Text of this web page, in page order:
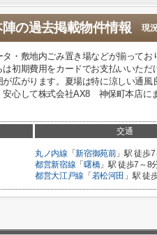
陣の過去掲載物件情報 現
・敷地内ごみ置き場などが揃って
は初期費用をカードでお支払いいた
広がります。夏場は特に涼しい通
安心して株式会社AX8 神保町本店に
交通
丸ノ内線 「新宿御苑前」駅 徒歩
都営新宿線 「 曙橋」駅 徒歩7～8
都営大江戸線 「 若松河田 」駅 徒